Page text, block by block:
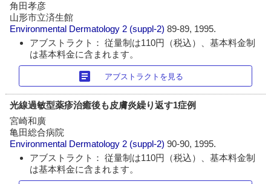
角田孝彦
山形市立済生館
Environmental Dermatology 2 (suppl-2)89-89, 1995.
アブストラクト： 従量制は110円（税込）、基本料金制
は基本料金に含まれます。
article アブストラクトを見る
光線過敏型薬疹治癒後も皮膚炎繰り返す1症例
宮崎和廣
亀田総合病院
Environmental Dermatology 2 (suppl-2)90-90, 1995.
アブストラクト： 従量制は110円（税込）、基本料金制
は基本料金に含まれます。